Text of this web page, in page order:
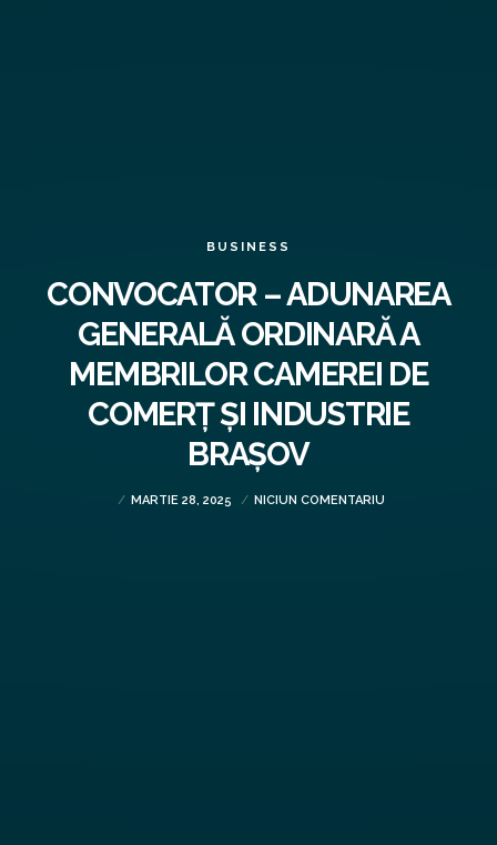
BUSINESS
CONVOCATOR – ADUNAREA
GENERALĂ ORDINARĂ A
MEMBRILOR CAMEREI DE
COMERȚ ȘI INDUSTRIE
BRAȘOV
MARTIE 28, 2025 NICIUN COMENTARIU